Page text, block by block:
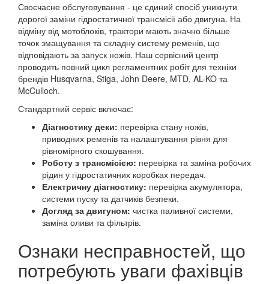
Своєчасне обслуговування - це єдиний спосіб уникнути
дорогої заміни гідростатичної трансмісії або двигуна. На
відміну від мотоблоків, трактори мають значно більше
точок змащування та складну систему ременів, що
відповідають за запуск ножів. Наш сервісний центр
проводить повний цикл регламентних робіт для техніки
брендів Husqvarna, Stiga, John Deere, MTD, AL-KO та
McCulloch.
Стандартний сервіс включає:
Діагностику деки: перевірка стану ножів,
приводних ременів та налаштування рівня для
рівномірного скошування.
Роботу з трансмісією: перевірка та заміна робочих
рідин у гідростатичних коробках передач.
Електричну діагностику: перевірка акумулятора,
системи пуску та датчиків безпеки.
Догляд за двигуном: чистка паливної системи,
заміна оливи та фільтрів.
Ознаки несправностей, що
потребують уваги фахівців